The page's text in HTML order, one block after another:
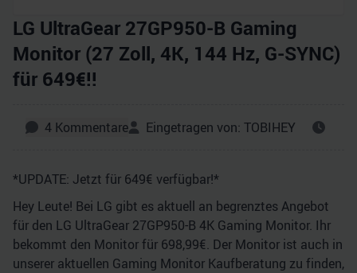
LG UltraGear 27GP950-B Gaming
Monitor (27 Zoll, 4K, 144 Hz, G-SYNC)
für 649€!!
4 Kommentare Eingetragen von: TOBIHEY
*UPDATE: Jetzt für 649€ verfügbar!*
Hey Leute! Bei LG gibt es aktuell an begrenztes Angebot
für den LG UltraGear 27GP950-B 4K Gaming Monitor. Ihr
bekommt den Monitor für 698,99€. Der Monitor ist auch in
unserer aktuellen Gaming Monitor Kaufberatung zu finden,